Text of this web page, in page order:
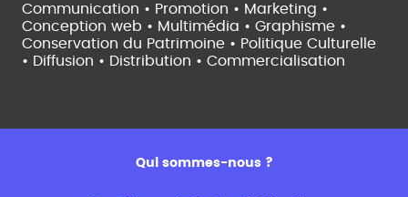
Communication • Promotion • Marketing •
Conception web • Multimédia • Graphisme •
Conservation du Patrimoine • Politique Culturelle
• Diffusion • Distribution • Commercialisation
Qui sommes-nous ?